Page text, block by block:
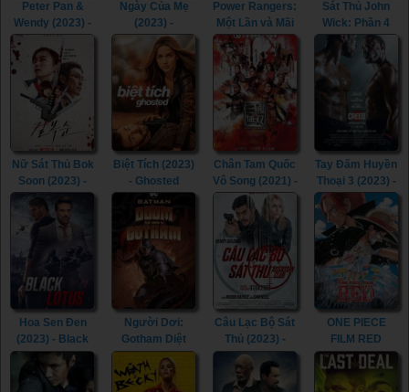
Peter Pan &
Wendy (2023) -
Peter Pan &
Wendy (2023)
Ngày Của Mẹ
(2023) -
Mother's Day
(2023)
Power Rangers:
Một Lần và Mãi
Mãi (2023) -
Mighty Morphin
Power Rangers:
Once & Always
(2023)
Sát Thủ John
Wick: Phần 4
(2023) - John
Wick: Chapter 4
Nữ Sát Thủ Bok
Soon (2023) -
(2023)
Biệt Tích (2023)
- Ghosted
(2023)
Chân Tam Quốc
Vô Song (2021) -
Dynasty
Warriors (2021)
Tay Đấm Huyền
Thoại 3 (2023) -
Creed III (2023)
Hoa Sen Đen
(2023) - Black
Lotus (2023)
Người Dơi:
Gotham Diệt
Vong (2023) -
Batman: The
Doom That
Câu Lạc Bộ Sát
Thủ (2023) -
Assassin Club
(2023)
ONE PIECE
FILM RED
(2022) - ONE
PIECE FILM
RED (2022)